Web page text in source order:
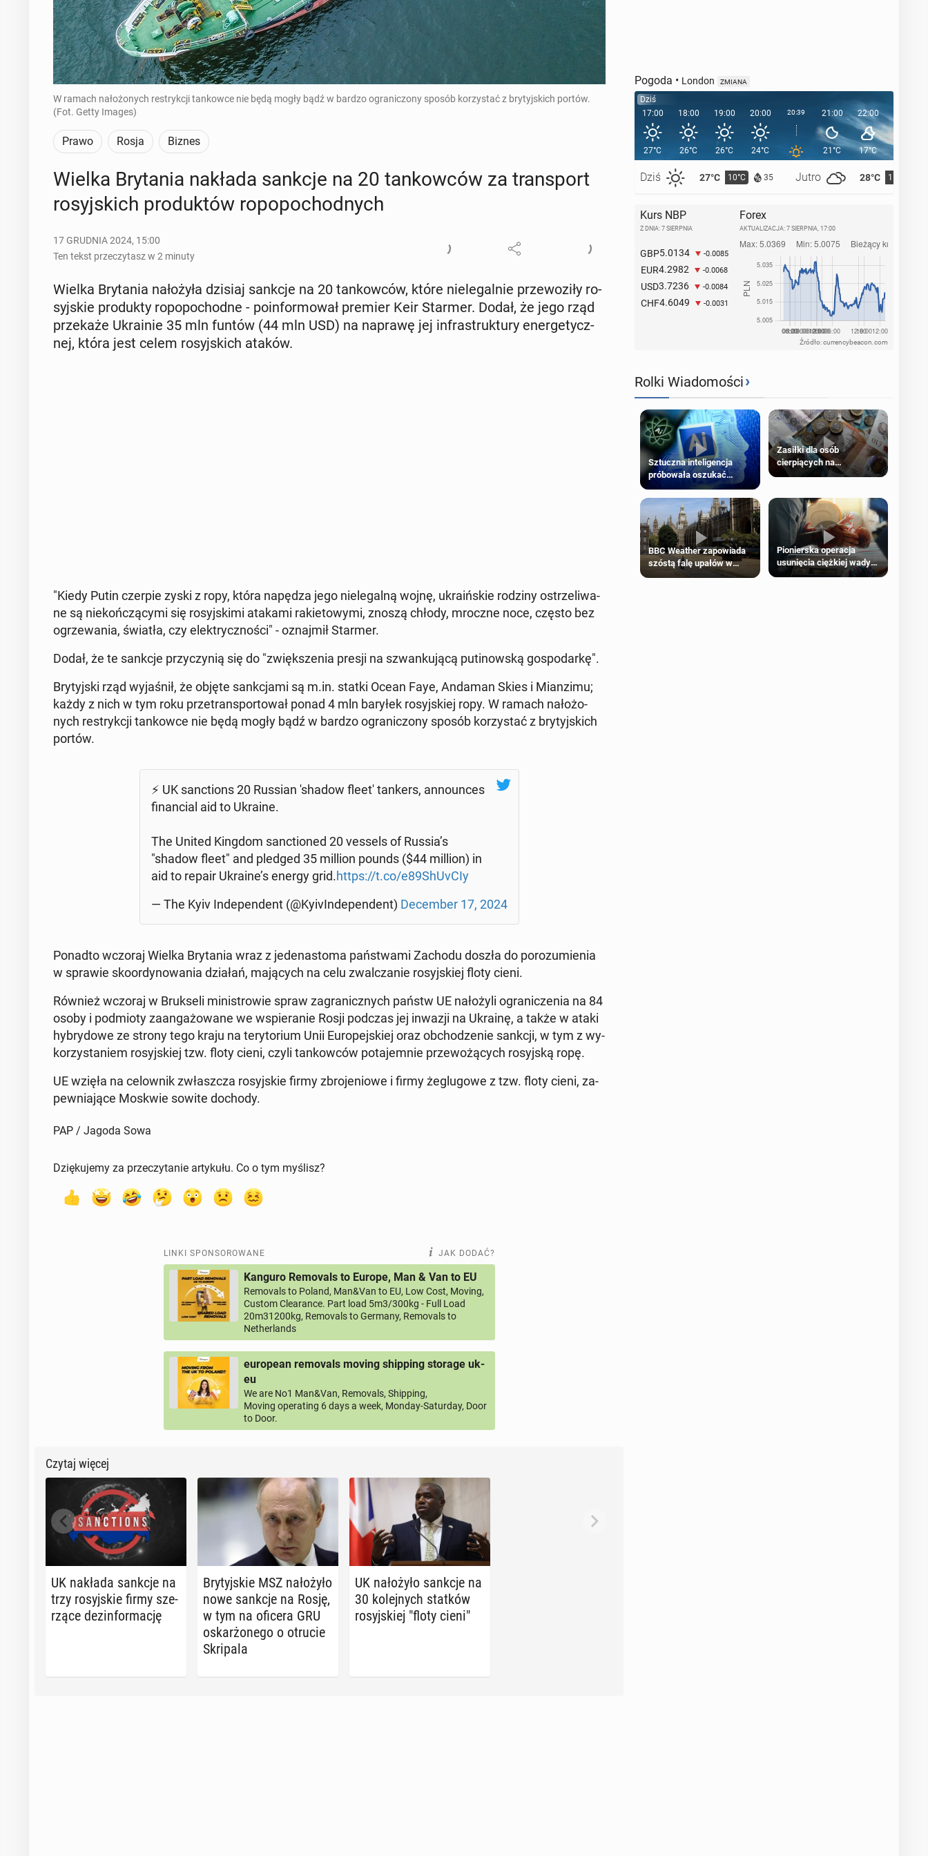
W ramach nałożonych restrykcji tankowce nie będą mogły bądź w bardzo ograniczony sposób korzystać z brytyjskich portów.
(Fot. Getty Images)
Prawo Rosja Biznes
Wielka Bry­ta­nia nakłada sankcje na 20 tan­kow­ców za trans­port
ro­syj­skich pro­duk­tów ro­po­po­chod­nych
17 GRUDNIA 2024, 15:00
Ten tekst przeczytasz w 2 minuty
Wielka Bry­ta­nia na­ło­ży­ła dzisiaj sankcje na 20 tan­kow­ców, które nie­le­gal­nie prze­wo­zi­ły ro­
syj­skie pro­duk­ty ro­po­po­chod­ne - po­in­for­mo­wał premier Keir Starmer. Dodał, że jego rząd
prze­ka­że Ukra­inie 35 mln funtów (44 mln USD) na naprawę jej in­fra­struk­tu­ry ener­ge­tycz­
nej, która jest celem ro­syj­skich ataków.
"Kiedy Putin czerpie zyski z ropy, która napędza jego nie­le­gal­ną wojnę, ukra­iń­skie rodziny ostrze­li­wa­
ne są nie­koń­czą­cy­mi się ro­syj­ski­mi atakami ra­kie­to­wy­mi, znoszą chłody, mroczne noce, często bez
ogrze­wa­nia, światła, czy elek­trycz­no­ści" - oznaj­mił Starmer.
Dodał, że te sankcje przy­czy­nią się do "zwięk­sze­nia presji na szwan­ku­ją­cą pu­ti­now­ską go­spo­dar­kę".
Bry­tyj­ski rząd wy­ja­śnił, że objęte sank­cja­mi są m.in. statki Ocean Faye, Andaman Skies i Mian­zi­mu;
każdy z nich w tym roku prze­trans­por­to­wał ponad 4 mln baryłek ro­syj­skiej ropy. W ramach na­ło­żo­
nych re­stryk­cji tan­kow­ce nie będą mogły bądź w bardzo ogra­ni­czo­ny sposób ko­rzy­stać z bry­tyj­skich
portów.
⚡️ UK sanc­tions 20 Russian 'shadow fleet' tankers, an­no­un­ces
fi­nan­cial aid to Ukraine.
The United Kingdom sanc­tio­ned 20 vessels of Russia’s
"shadow fleet" and pledged 35 million pounds ($44 million) in
aid to repair Ukraine’s energy grid.https://t.co/e89ShUvCIy
— The Kyiv In­de­pen­dent (@Ky­ivIn­de­pen­dent) De­cem­ber 17, 2024
Ponadto wczoraj Wielka Bry­ta­nia wraz z je­de­na­sto­ma pań­stwa­mi Zachodu doszła do po­ro­zu­mie­nia
w sprawie sko­or­dy­no­wa­nia działań, ma­ją­cych na celu zwal­cza­nie ro­syj­skiej floty cieni.
Również wczoraj w Bruk­se­li mi­ni­stro­wie spraw za­gra­nicz­nych państw UE na­ło­ży­li ogra­ni­cze­nia na 84
osoby i pod­mio­ty za­an­ga­żo­wa­ne we wspie­ra­nie Rosji podczas jej inwazji na Ukrainę, a także w ataki
hy­bry­do­we ze strony tego kraju na te­ry­to­rium Unii Eu­ro­pej­skiej oraz ob­cho­dze­nie sankcji, w tym z wy­
ko­rzy­sta­niem ro­syj­skiej tzw. floty cieni, czyli tan­kow­ców po­ta­jem­nie prze­wo­żą­cych ro­syj­ską ropę.
UE wzięła na ce­low­nik zwłasz­cza ro­syj­skie firmy zbro­je­nio­we i firmy że­glu­go­we z tzw. floty cieni, za­
pew­nia­ją­ce Moskwie sowite dochody.
PAP / Jagoda Sowa
Dziękujemy za przeczytanie artykułu. Co o tym myślisz?
LINKI SPONSOROWANE JAK DODAĆ?
Kanguro Removals to Europe, Man & Van to EU
Removals to Poland, Man&Van to EU, Low Cost, Moving,
Custom Clearance. Part load 5m3/300kg - Full Load
20m31200kg, Removals to Germany, Removals to
Netherlands
european removals moving shipping storage uk-
eu
We are No1 Man&Van, Removals, Shipping,
Moving operating 6 days a week, Monday-Saturday, Door
to Door.
Czytaj więcej
UK nakłada sankcje na
trzy ro­syj­skie firmy sze­
rzą­ce dez­in­for­ma­cję
Bry­tyj­skie MSZ na­ło­ży­ło
nowe sankcje na Rosję,
w tym na oficera GRU
oskar­żo­ne­go o otrucie
Skri­pa­la
UK na­ło­ży­ło sankcje na
30 ko­lej­nych statków
ro­syj­skiej "floty cieni"
Pogoda • London ZMIANA
Dziś
17:00
27°C
Dziś 27°C 10°C 35 Jutro 28°C 11°C
18:00
26°C
19:00
26°C
20:00
24°C
20:39 21:00
21°C
22:00
17°C
23:00
Kurs NBP
Z DNIA: 7 SIERPNIA
GBP5.0134 -0.0085
EUR4.2982 -0.0068
USD3.7236 -0.0084
CHF4.6049 -0.0031
Forex
AKTUALIZACJA: 7 SIERPNIA, 17:00
Źródło: currencybeacon.com
Rolki Wiadomości›
Sztuczna inteligencja
próbowała oszukać
człowieka
Zasiłki dla osób
cierpiących na
schorzenia psychiczne
BBC Weather zapowiada
szóstą falę upałów w
Londynie
Pionierska operacja
usunięcia ciężkiej wady
wrodzonej płodu w łonie